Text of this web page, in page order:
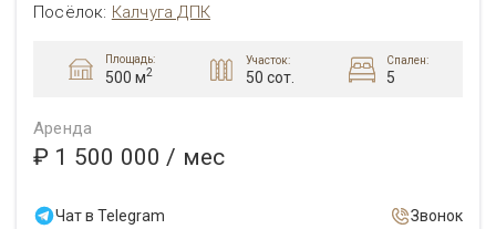
Посёлок: Калчуга ДПК
Площадь:
500 м2
Участок:
50 сот.
Спален:
5
Аренда
₽ 1 500 000/ мес
Чат в Telegram Звонок